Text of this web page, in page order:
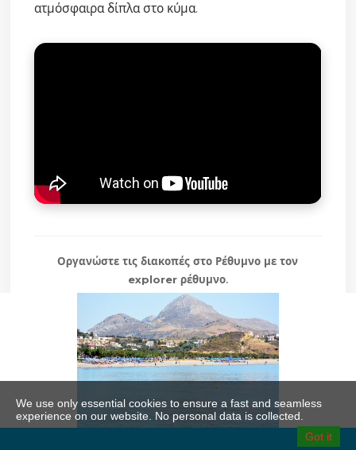
ατμόσφαιρα δίπλα στο κύμα.
Οργανώστε τιςδιακοπές στο Ρέθυμνο με τον
explorer ρέθυμνο.
Πλακιάς | Νότιο Ρέθυμνο | Παραλίες Κρήτης | Διακοπές στην
Κρήτη | ρέθυμνο explorer
Ρέθυμνο Διακοπές | Rethymno Holidays
We use only essential cookies to ensure a fast and seamless
experience on our website. No personal data is collected.
Got it